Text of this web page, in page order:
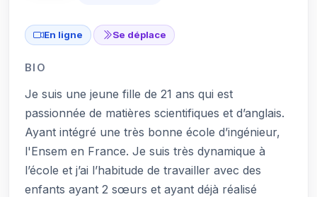
En ligne Se déplace
BIO
Je suis une jeune fille de 21 ans qui est
passionnée de matières scientifiques et d’anglais.
Ayant intégré une très bonne école d’ingénieur,
l'Ensem en France. Je suis très dynamique à
l’école et j’ai l’habitude de travailler avec des
enfants ayant 2 sœurs et ayant déjà réalisé